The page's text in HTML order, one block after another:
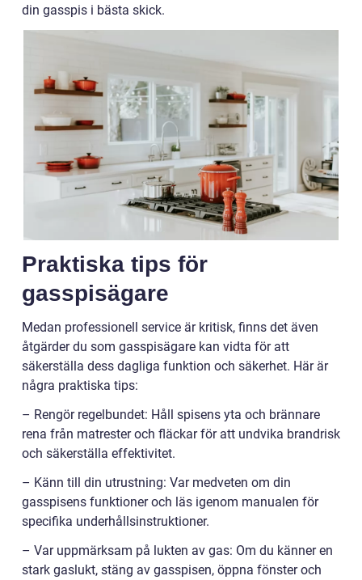
din gasspis i bästa skick.
Praktiska tips för
gasspisägare
Medan professionell service är kritisk, finns det även
åtgärder du som gasspisägare kan vidta för att
säkerställa dess dagliga funktion och säkerhet. Här är
några praktiska tips:
– Rengör regelbundet: Håll spisens yta och brännare
rena från matrester och fläckar för att undvika brandrisk
och säkerställa effektivitet.
– Känn till din utrustning: Var medveten om din
gasspisens funktioner och läs igenom manualen för
specifika underhållsinstruktioner.
– Var uppmärksam på lukten av gas: Om du känner en
stark gaslukt, stäng av gasspisen, öppna fönster och